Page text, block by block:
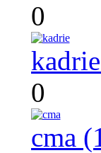
0
0
cma